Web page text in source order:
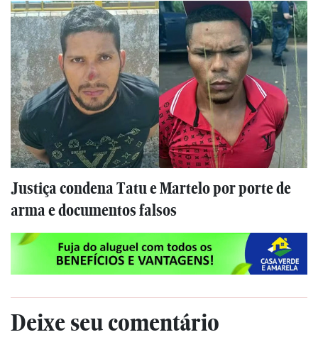
Justiça condena Tatu e Martelo por porte de
arma e documentos falsos
Deixe seu comentário